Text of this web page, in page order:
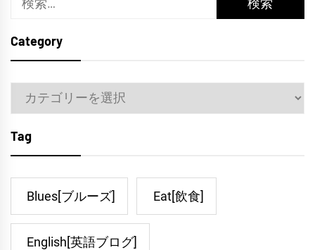
Category
Category
Tag
Blues[ブルーズ] Eat[飲食]
English[英語ブログ]